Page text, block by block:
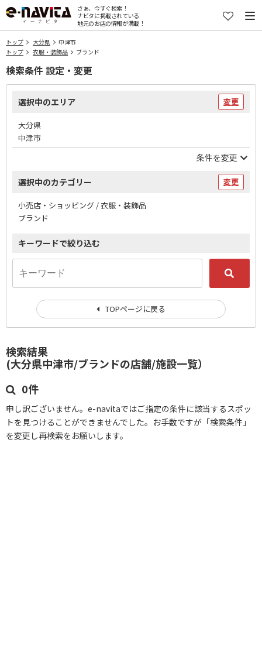
さぁ、今すぐ検索！
ナビタに掲載されている
地元のお店の情報が満載！
トップ 大分県
中津市
トップ
衣服・装飾品 ブランド
検索結果
(大分県中津市/ブランドの店舗/施設一覧）
0件
申し訳ございません。e-navitaではご指定の条件に該当するスポッ
トを見つけることができませんでした。お手数ですが「検索条件」
を変更し再検索をお願いします。
検索条件 設定・変更
選択中のエリア 変更
大分県
中津市
条件を変更
選択中のカテゴリー 変更
小売店・ショッピング / 衣服・装飾品
ブランド
キーワードで絞り込む
TOPページに戻る